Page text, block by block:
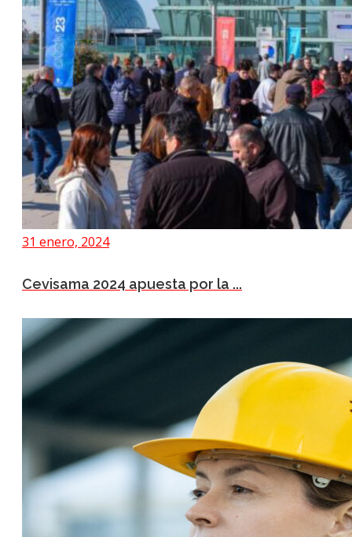
31 enero, 2024
Cevisama 2024 apuesta por la ...